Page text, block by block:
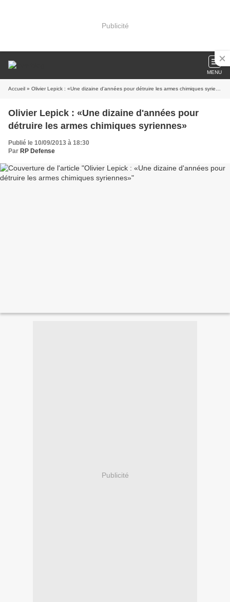
Publicité
MENU
Accueil » Olivier Lepick : «Une dizaine d'années pour détruire les armes chimiques syriennes»
Olivier Lepick : «Une dizaine d'années pour
détruire les armes chimiques syriennes»
Publié le 10/09/2013 à 18:30
Par RP Defense
Publicité